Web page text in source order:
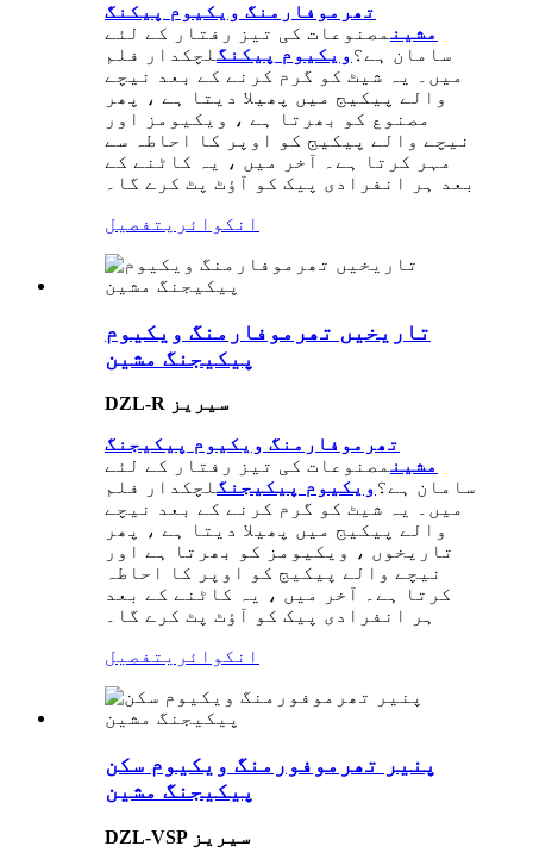
تھرموفارمنگ ویکیوم پیکنگ
مشینمصنوعات کی تیز رفتار کے لئے
سامان ہے؟ ویکیوم پیکنگ لچکدار فلم
میں۔ یہ شیٹ کو گرم کرنے کے بعد نیچے
والے پیکیج میں پھیلا دیتا ہے ، پھر
مصنوع کو بھرتا ہے ، ویکیومز اور
نیچے والے پیکیج کو اوپر کا احاطہ سے
مہر کرتا ہے۔ آخر میں ، یہ کاٹنے کے
بعد ہر انفرادی پیک کو آؤٹ پٹ کرے گا۔
انکوائری تفصیل
تاریخیں تھرموفارمنگ ویکیوم
پیکیجنگ مشین
DZL-R سیریز
تھرموفارمنگ ویکیوم پیکیجنگ
مشینمصنوعات کی تیز رفتار کے لئے
سامان ہے؟ ویکیوم پیکیجنگلچکدار فلم
میں۔ یہ شیٹ کو گرم کرنے کے بعد نیچے
والے پیکیج میں پھیلا دیتا ہے ، پھر
تاریخوں ، ویکیومز کو بھرتا ہے اور
نیچے والے پیکیج کو اوپر کا احاطہ
کرتا ہے۔ آخر میں ، یہ کاٹنے کے بعد
ہر انفرادی پیک کو آؤٹ پٹ کرے گا۔
انکوائریتفصیل
پنیر تھرموفورمنگ ویکیوم سکن
پیکیجنگ مشین
DZL-VSP سیریز